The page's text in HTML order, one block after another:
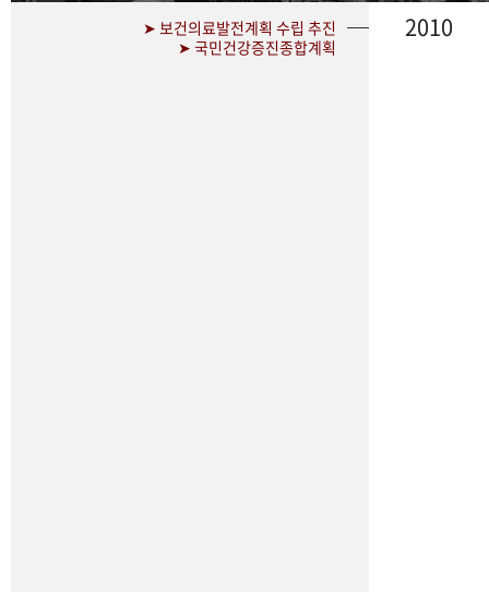
➤ 보건의료발전계획 수립 추진
➤ 국민건강증진종합계획
2010